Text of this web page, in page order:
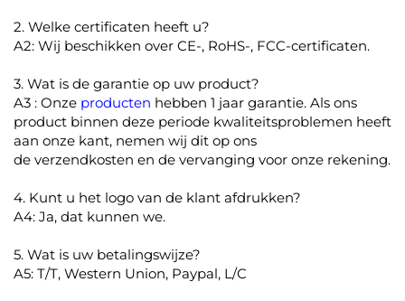
2. Welke certificaten heeft u?
A2: Wij beschikken over CE-, RoHS-, FCC-certificaten.
3. Wat is de garantie op uw product?
A3 : Onze producten hebben 1 jaar garantie. Als ons
product binnen deze periode kwaliteitsproblemen heeft
aan onze kant, nemen wij dit op ons
de verzendkosten en de vervanging voor onze rekening.
4. Kunt u het logo van de klant afdrukken?
A4: Ja, dat kunnen we.
5. Wat is uw betalingswijze?
A5: T/T, Western Union, Paypal, L/C